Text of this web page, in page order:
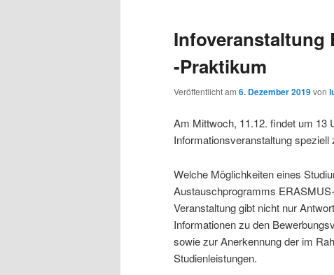
Infoveranstaltung
-Praktikum
Veröffentlicht am 6. Dezember 2019von
Am Mittwoch, 11.12. findet um 13
Informationsveranstaltung
Welche Möglichkeiten eines
Austauschprogramms
Veranstaltung gibt nicht nur
Informationen zu den
sowie zur Anerkennung der im
Studienleistungen.